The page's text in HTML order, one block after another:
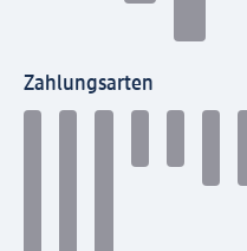
Zahlungsarten